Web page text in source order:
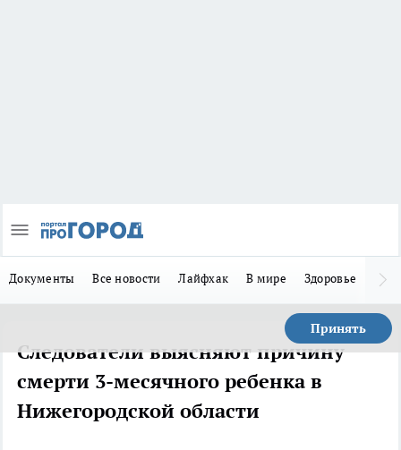
Документы Все новости Лайфхак В мире Здоровье
Принять
Следователи выясняют причину
смерти 3-месячного ребенка в
Нижегородской области